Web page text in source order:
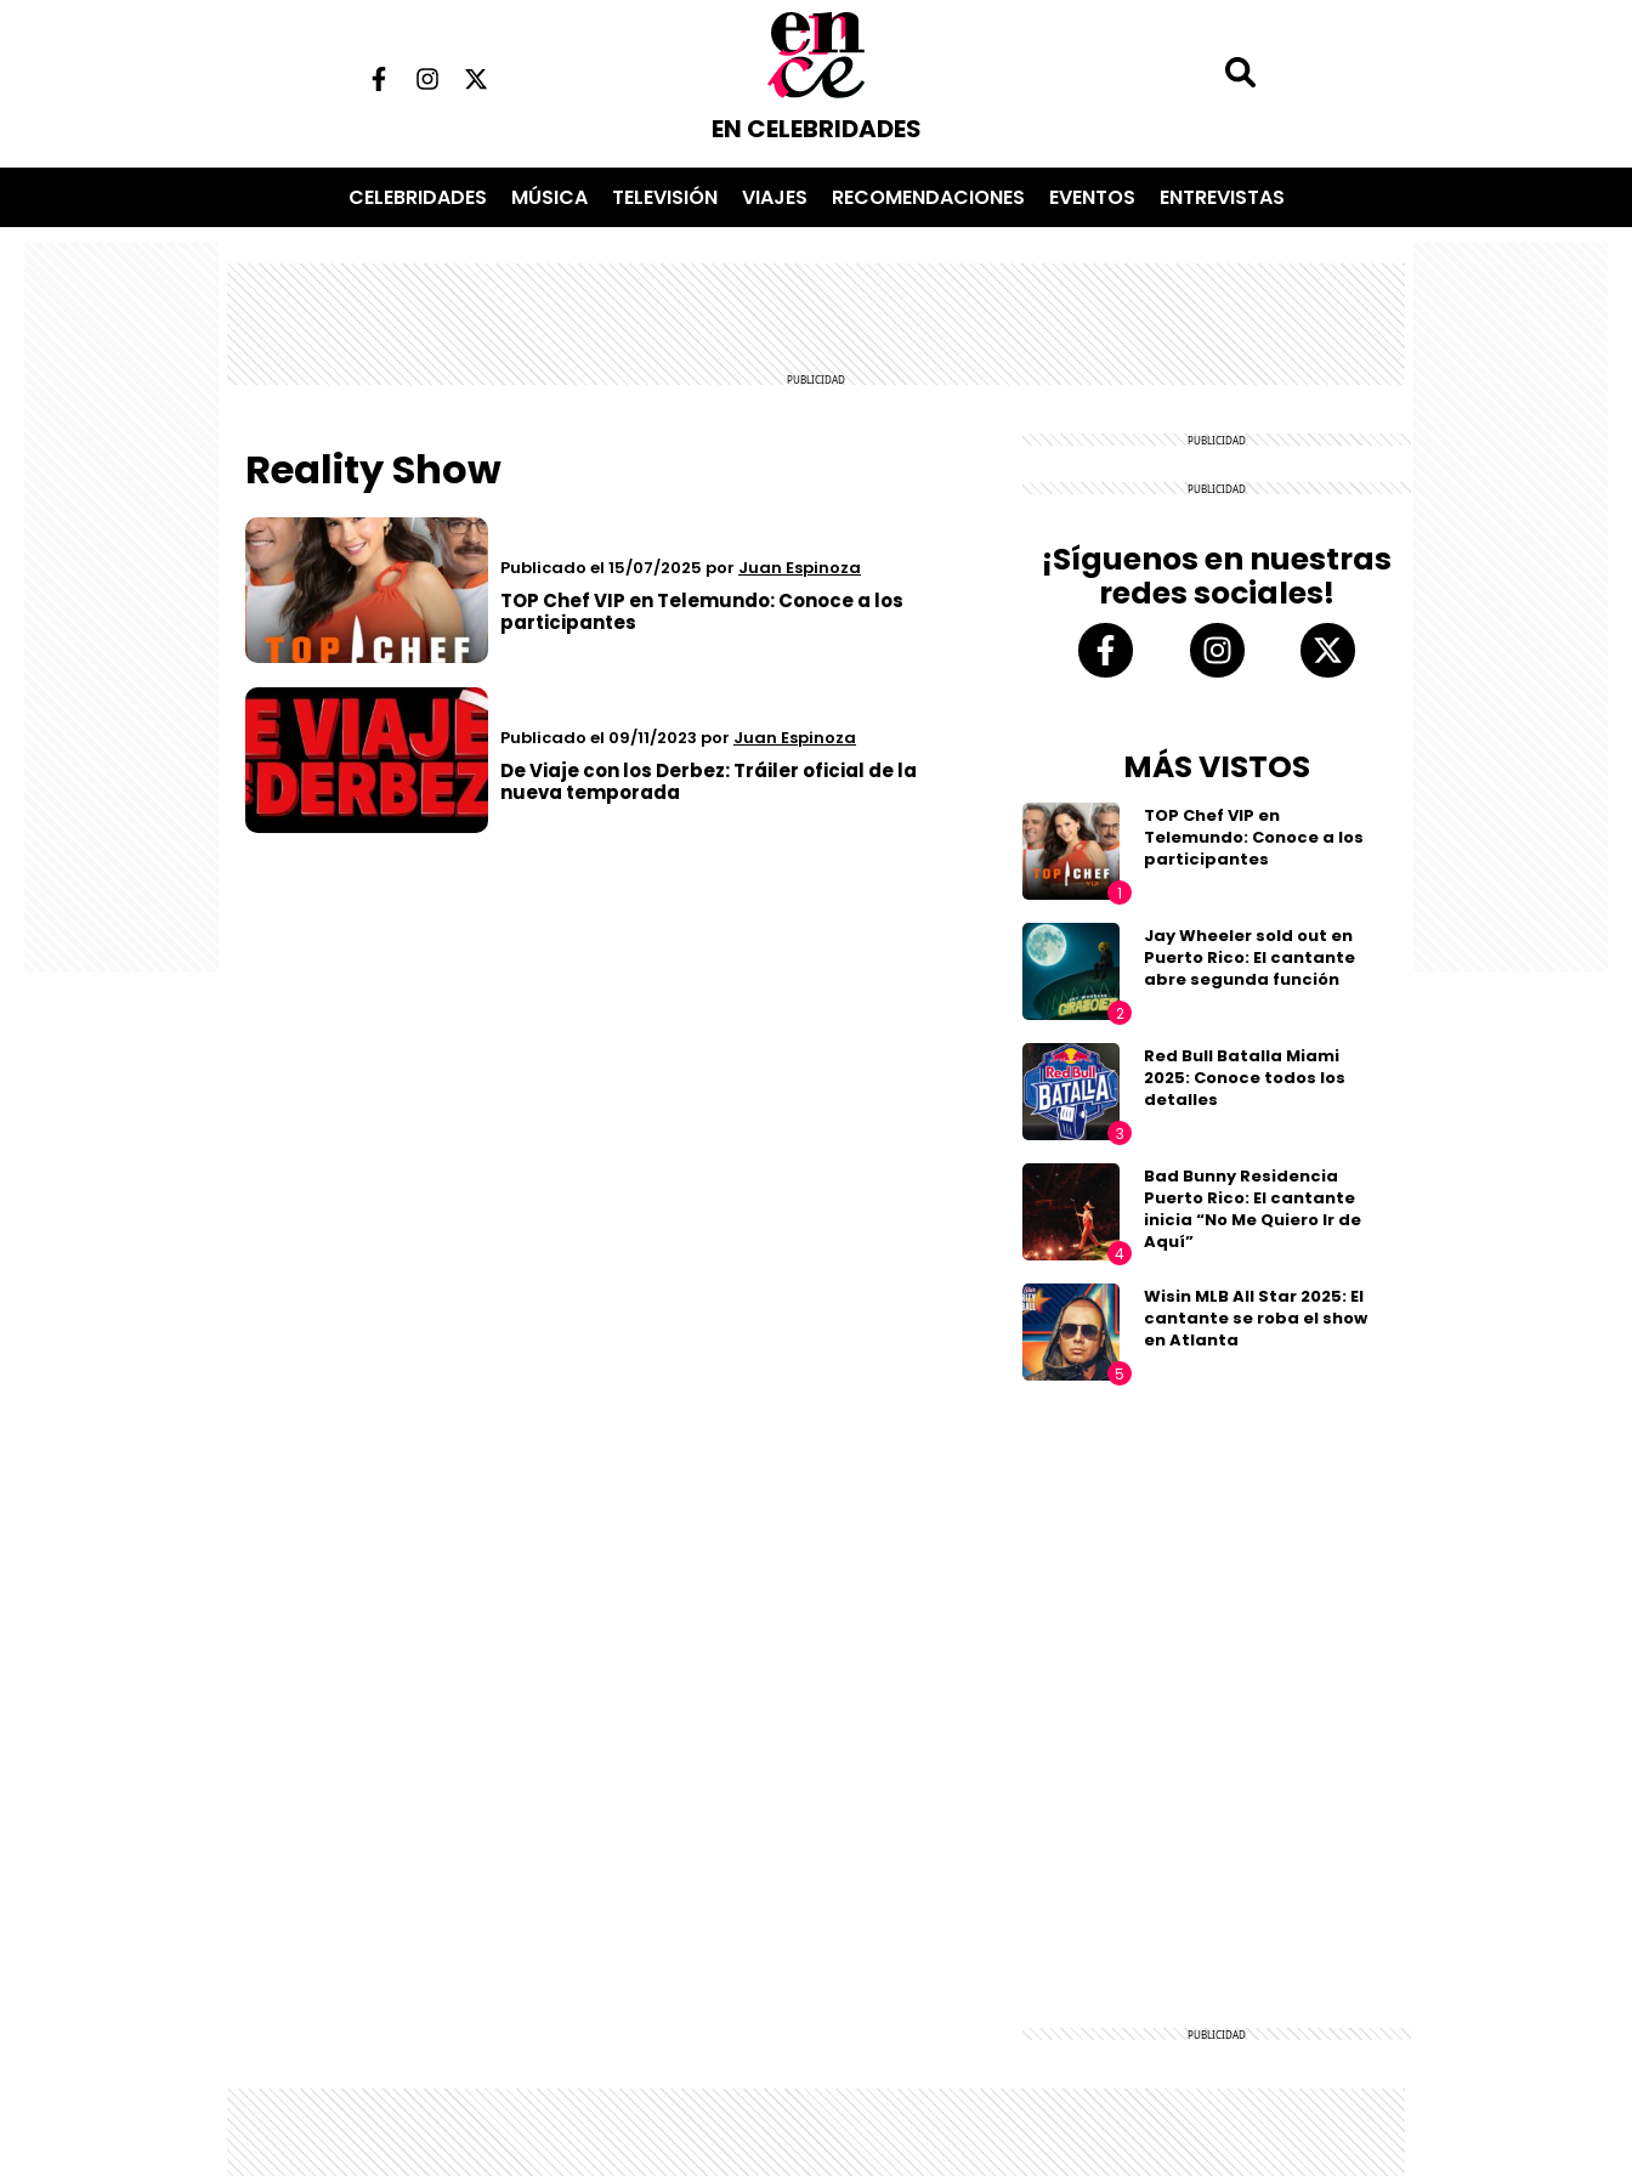
EN CELEBRIDADES
CELEBRIDADES MÚSICA TELEVISIÓN VIAJES RECOMENDACIONES EVENTOS ENTREVISTAS
Reality Show
Publicado el 15/07/2025 por Juan Espinoza
TOP Chef VIP en Telemundo: Conoce a los
participantes
Publicado el 09/11/2023 por Juan Espinoza
De Viaje con los Derbez: Tráiler oficial de la
nueva temporada
¡Síguenos en nuestras
redes sociales!
MÁS VISTOS
TOP Chef VIP en
Telemundo: Conoce a los
participantes
Jay Wheeler sold out en
Puerto Rico: El cantante
abre segunda función
Red Bull Batalla Miami
2025: Conoce todos los
detalles
Bad Bunny Residencia
Puerto Rico: El cantante
inicia “No Me Quiero Ir de
Aquí”
Wisin MLB All Star 2025: El
cantante se roba el show
en Atlanta